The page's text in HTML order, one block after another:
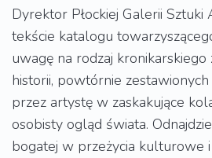
Dyrektor Płockiej Galerii
tekście katalogu
uwagę na rodzaj
historii, powtórnie
przez artystę w zaskakujące
osobisty ogląd świata.
bogatej w przeżycia kulturowe